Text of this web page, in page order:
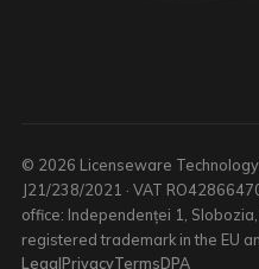
© 2026 Licenseware Technology
J21/238/2021 · VAT
office: Independenței 1,
registered trademark in the EU
LegalPrivacyTermsDPA